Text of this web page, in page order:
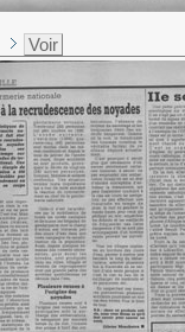
Voir